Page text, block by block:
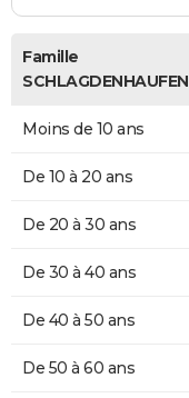
Famille
SCHLAGDENHAUFEN
Moins de 10 ans
De 10 à 20 ans
De 20 à 30 ans
De 30 à 40 ans
De 40 à 50 ans
De 50 à 60 ans